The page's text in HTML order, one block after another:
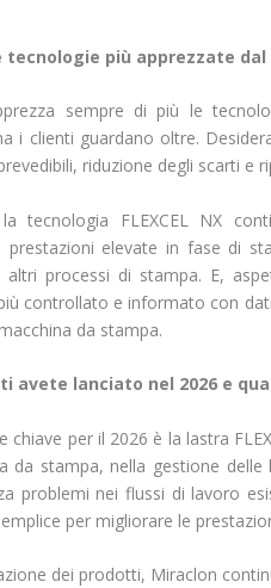
tecnologie più apprezzate dal
sempre di più le
i clienti guardano oltre.
riduzione degli scarti e
tecnologia FLEXCEL NX
prestazioni elevate in fase di
altri processi di stampa. E,
controllato e informato con
da stampa.
avete lanciato nel 2026 e
chiave per il 2026 è la lastra
da stampa, nella gestione
problemi nei flussi di lavoro
per migliorare le
dei prodotti, Miraclon